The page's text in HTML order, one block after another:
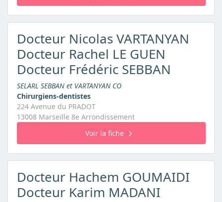
Docteur Nicolas VARTANYAN
Docteur Rachel LE GUEN
Docteur Frédéric SEBBAN
SELARL SEBBAN et VARTANYAN CO
Chirurgiens-dentistes
224 Avenue du PRADOT
13008 Marseille 8e Arrondissement
Voir la fiche
Docteur Hachem GOUMAIDI
Docteur Karim MADANI